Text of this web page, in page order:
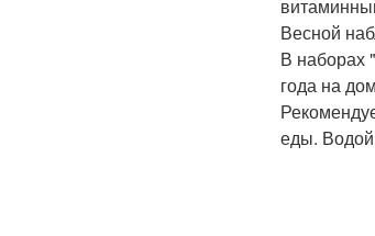
Весной
В наборах
года на
еды. Водой